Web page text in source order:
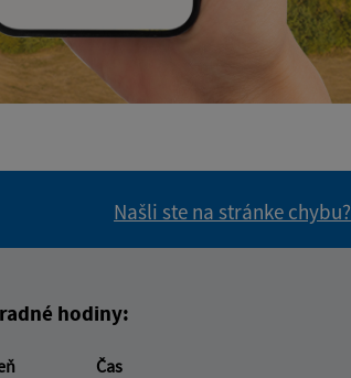
Našli ste na stránke chybu?
hodiny:
Čas